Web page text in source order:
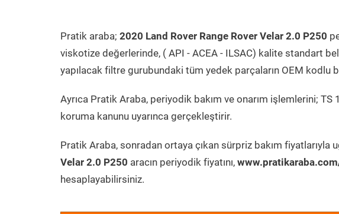
Pratik araba; 2020 Land Rover Range Rover Velar 2.0 P250
viskotize değerlerinde, ( API - ACEA - ILSAC) kalite standart
yapılacak filtre gurubundaki tüm yedek parçaların OEM kodlu
Ayrıca Pratik Araba, periyodik bakım ve onarım işlemlerini;
koruma kanunu uyarınca gerçekleştirir.
Pratik Araba, sonradan ortaya çıkan sürpriz bakım fiyatlarıyla
Velar 2.0 P250 aracın periyodik fiyatını,
hesaplayabilirsiniz.